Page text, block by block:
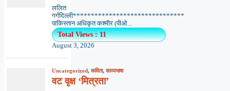
ललित
गर्गदिल्ली*******************************
पाकिस्तान अधिकृत कश्मीर (पीओ...
Total Views : 11
August 3, 2026
Uncategorized,कविता,काव्यभाषा
वट वृक्ष ‘मित्रता’